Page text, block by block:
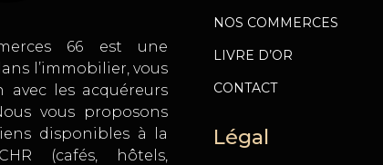
66 est une
l’immobilier, vous
les acquéreurs
vous proposons
disponibles à la
(cafés, hôtels,
NOS COMMERCES
LIVRE D’OR
CONTACT
Légal